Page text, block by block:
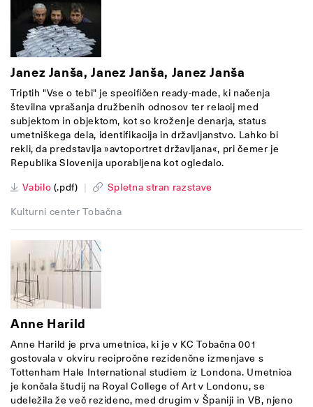
Janez Janša, Janez Janša, Janez Janša
Triptih "Vse o tebi" je specifičen ready-made, ki načenja
številna vprašanja družbenih odnosov ter relacij med
subjektom in objektom, kot so kroženje denarja, status
umetniškega dela, identifikacija in državljanstvo. Lahko bi
rekli, da predstavlja »avtoportret državljana«, pri čemer je
Republika Slovenija uporabljena kot ogledalo.
Vabilo (.pdf) |
Spletna stran razstave
Kulturni center Tobačna
Anne Harild
Anne Harild je prva umetnica, ki je v KC Tobačna 001
gostovala v okviru recipročne rezidenčne izmenjave s
Tottenham Hale International studiem iz Londona. Umetnica
je končala študij na Royal College of Art v Londonu, se
udeležila že več rezidenc, med drugim v Španiji in VB, njeno